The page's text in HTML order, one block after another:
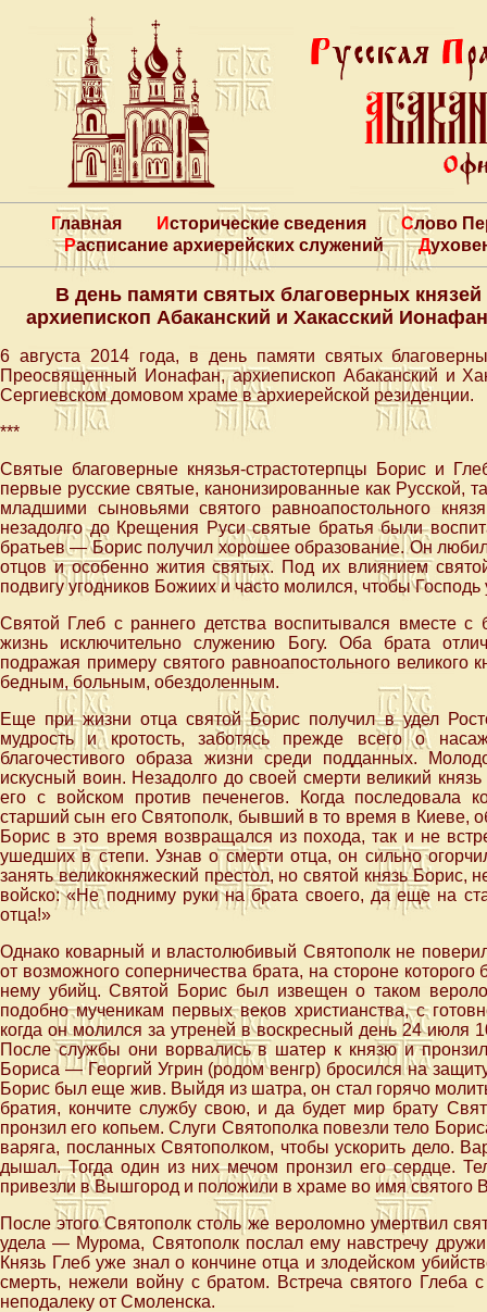
Главная Исторические сведения
Слово
Расписание архиерейских служений
В день памяти святых благоверных
архиепископ Абаканский и Хакасский
6 августа 2014 года, в день памяти святых
Преосвященный Ионафан, архиепископ Абаканский и
Сергиевском домовом храме в архиерейской резиденции.
***
Святые благоверные князья-страстотерпцы Борис и
первые русские святые, канонизированные как Русской,
младшими сыновьями святого равноапостольного
незадолго до Крещения Руси святые братья были
братьев — Борис получил хорошее образование. Он
отцов и особенно жития святых. Под их влиянием
подвигу угодников Божиих и часто молился, чтобы Господь
Святой Глеб с раннего детства воспитывался вместе с
жизнь исключительно служению Богу. Оба брата
подражая примеру святого равноапостольного великого
бедным, больным, обездоленным.
Еще при жизни отца святой Борис получил в удел
мудрость и кротость, заботясь прежде всего о
благочестивого образа жизни среди подданных.
искусный воин. Незадолго до своей смерти великий
его с войском против печенегов. Когда последовала
старший сын его Святополк, бывший в то время в Киеве,
Борис в это время возвращался из похода, так и не
ушедших в степи. Узнав о смерти отца, он сильно
занять великокняжеский престол, но святой князь
войско: «Не подниму руки на брата своего, да еще на
отца!»
Однако коварный и властолюбивый Святополк не
от возможного соперничества брата, на стороне
нему убийц. Святой Борис был извещен о таком
подобно мученикам первых веков христианства, с
когда он молился за утреней в воскресный день 24 июля
После службы они ворвались в шатер к князю и
Бориса — Георгий Угрин (родом венгр) бросился на
Борис был еще жив. Выйдя из шатра, он стал горячо
братия, кончите службу свою, и да будет мир брату
пронзил его копьем. Слуги Святополка повезли тело
варяга, посланных Святополком, чтобы ускорить дело.
дышал. Тогда один из них мечом пронзил его сердце.
привезли в Вышгород и положили в храме во имя святого
После этого Святополк столь же вероломно умертвил
удела — Мурома, Святополк послал ему навстречу
Князь Глеб уже знал о кончине отца и злодейском
смерть, нежели войну с братом. Встреча святого
неподалеку от Смоленска.